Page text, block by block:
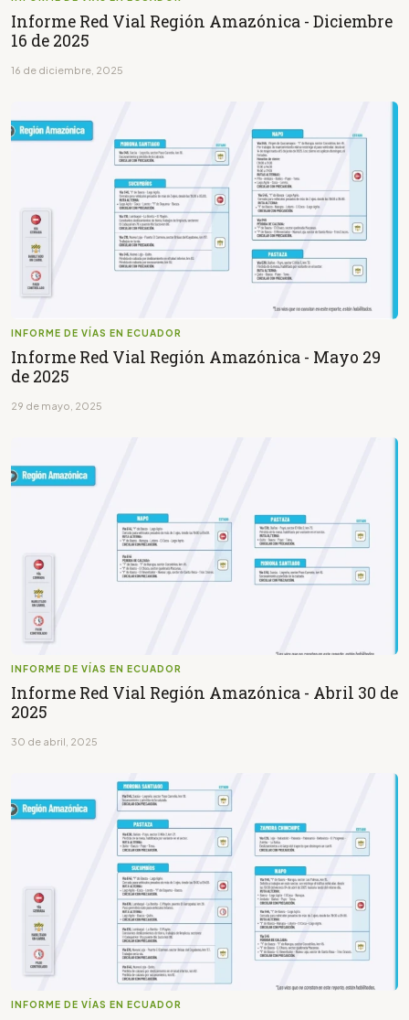
Informe Red Vial Región Amazónica - Diciembre
16 de 2025
16 de diciembre, 2025
INFORME DE VÍAS EN ECUADOR
Informe Red Vial Región Amazónica - Mayo 29
de 2025
29 de mayo, 2025
INFORME DE VÍAS EN ECUADOR
Informe Red Vial Región Amazónica - Abril 30 de
2025
30 de abril, 2025
INFORME DE VÍAS EN ECUADOR